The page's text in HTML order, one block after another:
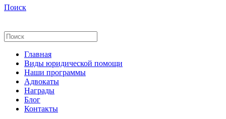
Поиск
Главная
Виды юридической помощи
Наши программы
Адвокаты
Награды
Блог
Контакты